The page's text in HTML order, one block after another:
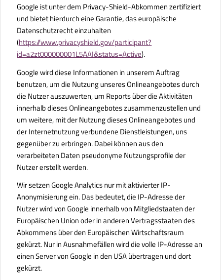
Google ist unter dem Privacy-Shield-Abkommen zertifiziert
und bietet hierdurch eine Garantie, das europäische
Datenschutzrecht einzuhalten
(https://www.privacyshield.gov/participant?
id=a2zt000000001L5AAI&status=Active).
Google wird diese Informationen in unserem Auftrag
benutzen, um die Nutzung unseres Onlineangebotes durch
die Nutzer auszuwerten, um Reports über die Aktivitäten
innerhalb dieses Onlineangebotes zusammenzustellen und
um weitere, mit der Nutzung dieses Onlineangebotes und
der Internetnutzung verbundene Dienstleistungen, uns
gegenüber zu erbringen. Dabei können aus den
verarbeiteten Daten pseudonyme Nutzungsprofile der
Nutzer erstellt werden.
Wir setzen Google Analytics nur mit aktivierter IP-
Anonymisierung ein. Das bedeutet, die IP-Adresse der
Nutzer wird von Google innerhalb von Mitgliedstaaten der
Europäischen Union oder in anderen Vertragsstaaten des
Abkommens über den Europäischen Wirtschaftsraum
gekürzt. Nur in Ausnahmefällen wird die volle IP-Adresse an
einen Server von Google in den USA übertragen und dort
gekürzt.